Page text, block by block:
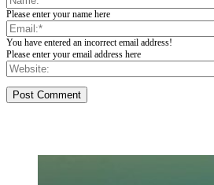
Please enter your name here
You have entered an incorrect email address!
Please enter your email address here